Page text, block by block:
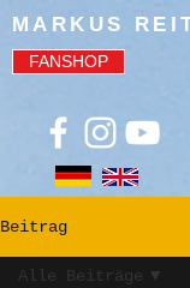
MARKUS
FANSHOP
Beitrag
Alle Beiträge